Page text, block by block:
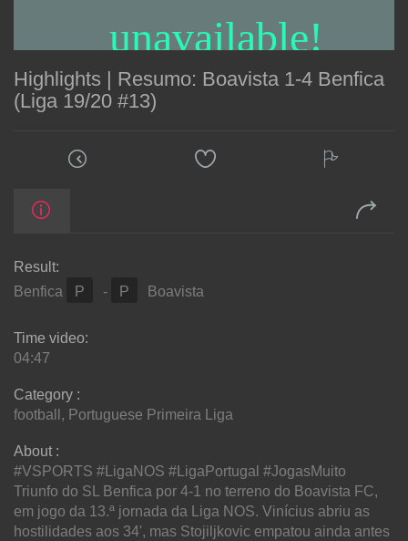
unavailable!
Highlights | Resumo: Boavista 1-4 Benfica
(Liga 19/20 #13)
Result:
Benfica
P - P Boavista
Time video:
04:47
Category :
football , Portuguese Primeira Liga
About :
#VSPORTS #LigaNOS #LigaPortugal #JogasMuito
Triunfo do SL Benfica por 4-1 no terreno do Boavista FC,
em jogo da 13.ª jornada da Liga NOS. Vinícius abriu as
hostilidades aos 34', mas Stojiljkovic empatou ainda antes